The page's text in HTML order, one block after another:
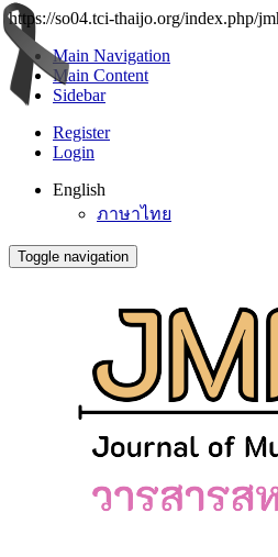
https://so04.tci-thaijo.org/index.php/
Main Navigation
Main Content
Sidebar
Register
Login
English
ภาษาไทย
Toggle navigation